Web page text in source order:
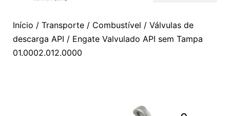
Início / Transporte / Combustível / Válvulas de
descarga API / Engate Valvulado API sem Tampa
01.0002.012.0000